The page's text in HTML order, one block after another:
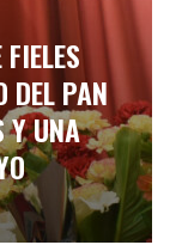
DEL PAN
Y UNA